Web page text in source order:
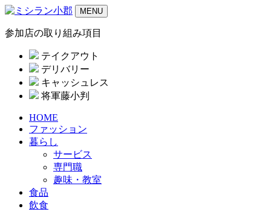
MENU
参加店の取り組み項目
テイクアウト
デリバリー
キャッシュレス
将軍藤小判
HOME
ファッション
暮らし
サービス
専門職
趣味・教室
食品
飲食